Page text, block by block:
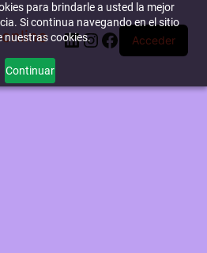
para brindarle a usted la mejor
Si continua navegando en el sitio
nuestras cookies.
Continuar
LinkedIn
Instagram
Facebook
Acceder